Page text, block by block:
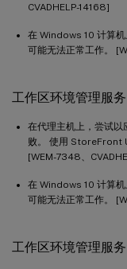
CVADHELP-14168]
在 Windows 10 计算
可能无法正常工作。
工作区环境管理服务
在代理主机上，尝试以
败。 使用 StoreFront
[WEM-7348、
在 Windows 10 计算
可能无法正常工作。
工作区环境管理服务